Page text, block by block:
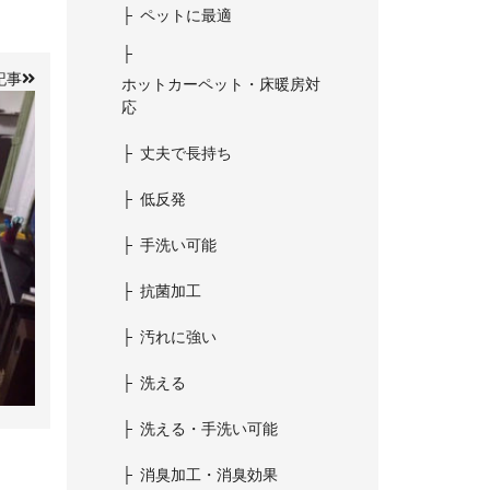
事
ペットに最適
ホットカーペット・床暖房対
応
丈夫で長持ち
低反発
手洗い可能
抗菌加工
汚れに強い
洗える
洗える・手洗い可能
消臭加工・消臭効果